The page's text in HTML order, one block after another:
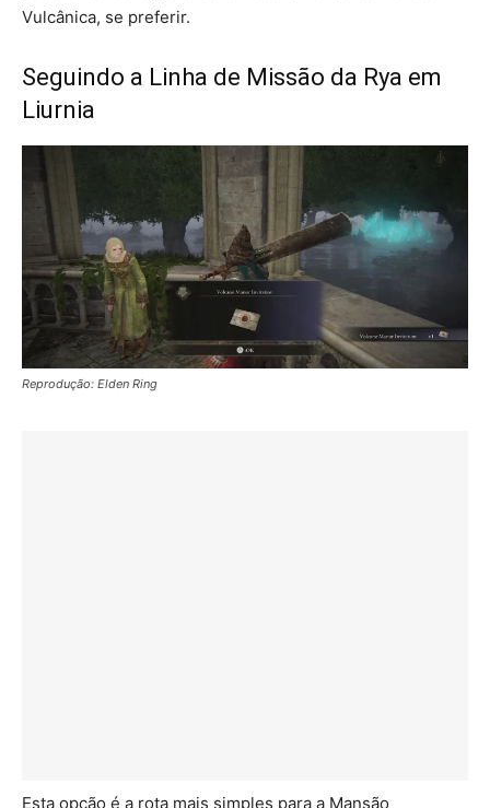
Vulcânica, se preferir.
Seguindo a Linha de Missão da Rya em
Liurnia
Reprodução: Elden Ring
Esta opção é a rota mais simples para a Mansão